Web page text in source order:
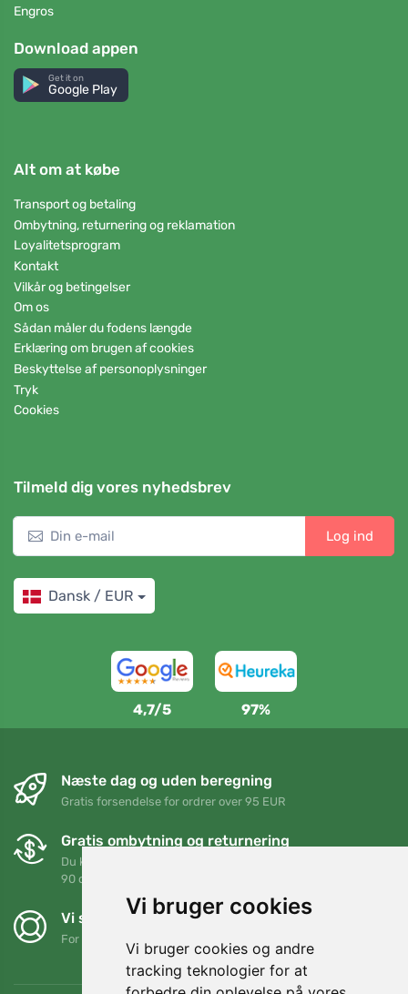
Vi bruger cookies
Vi bruger cookies og andre
tracking teknologier for at
Engros
Download appen
Get it on
Google Play
Alt om at købe
Transport og betaling
Ombytning, returnering og reklamation
Loyalitetsprogram
Kontakt
Vilkår og betingelser
Om os
Sådan måler du fodens længde
Erklæring om brugen af cookies
Beskyttelse af personoplysninger
Tryk
Cookies
Tilmeld dig vores nyhedsbrev
Log ind
Dansk / EUR
4,7/5 97%
Næste dag og uden beregning
Gratis forsendelse for ordrer over 95 EUR
Gratis ombytning og returnering
Du kan returnere eller bytte din ordre når som helst inden for
90 dage
Vi støtter Trees.org
For hver ordre planter vi et træ! Læs mere